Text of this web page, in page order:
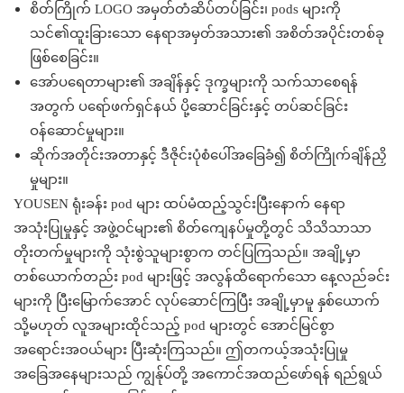
စိတ်ကြိုက် LOGO အမှတ်တံဆိပ်တပ်ခြင်း၊ pods များကို
သင်၏ထူးခြားသော နေရာအမှတ်အသား၏ အစိတ်အပိုင်းတစ်ခု
ဖြစ်စေခြင်း။
အော်ပရေတာများ၏ အချိန်နှင့် ဒုက္ခများကို သက်သာစေရန်
အတွက် ပရော်ဖက်ရှင်နယ် ပို့ဆောင်ခြင်းနှင့် တပ်ဆင်ခြင်း
ဝန်ဆောင်မှုများ။
ဆိုက်အတိုင်းအတာနှင့် ဒီဇိုင်းပုံစံပေါ်အခြေခံ၍ စိတ်ကြိုက်ချိန်ညှိ
မှုများ။
YOUSEN ရုံးခန်း pod များ ထပ်မံထည့်သွင်းပြီးနောက် နေရာ
အသုံးပြုမှုနှင့် အဖွဲ့ဝင်များ၏ စိတ်ကျေနပ်မှုတို့တွင် သိသိသာသာ
တိုးတက်မှုများကို သုံးစွဲသူများစွာက တင်ပြကြသည်။ အချို့မှာ
တစ်ယောက်တည်း pod များဖြင့် အလွန်ထိရောက်သော နေ့လည်ခင်း
များကို ပြီးမြောက်အောင် လုပ်ဆောင်ကြပြီး အချို့မှာမူ နှစ်ယောက်
သို့မဟုတ် လူအများထိုင်သည့် pod များတွင် အောင်မြင်စွာ
အရောင်းအဝယ်များ ပြီးဆုံးကြသည်။ ဤတကယ့်အသုံးပြုမှု
အခြေအနေများသည် ကျွန်ုပ်တို့ အကောင်အထည်ဖော်ရန် ရည်ရွယ်